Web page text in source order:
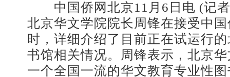
中国侨网北京11月6日电 (记者
北京华文学院院长周锋在接受中
时，详细介绍了目前正在试运行
书馆相关情况。周锋表示，北京
一个全国一流的华文教育专业性